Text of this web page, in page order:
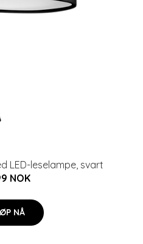
LED-leselampe, svart
NOK
NÅ